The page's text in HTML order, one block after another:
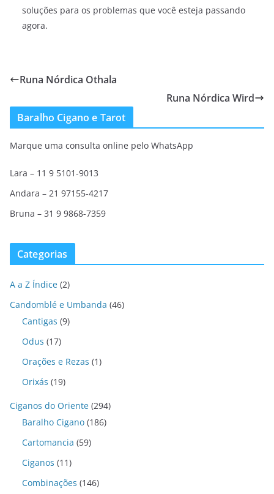
soluções para os problemas que você esteja passando
agora.
Runa Nórdica Othala
Runa Nórdica Wird
Baralho Cigano e Tarot
Marque uma consulta online pelo WhatsApp
Lara – 11 9 5101-9013
Andara – 21 97155-4217
Bruna – 31 9 9868-7359
Categorias
A a Z Índice (2)
Candomblé e Umbanda (46)
Cantigas (9)
Odus (17)
Orações e Rezas (1)
Orixás (19)
Ciganos do Oriente (294)
Baralho Cigano (186)
Cartomancia (59)
Ciganos (11)
Combinações (146)